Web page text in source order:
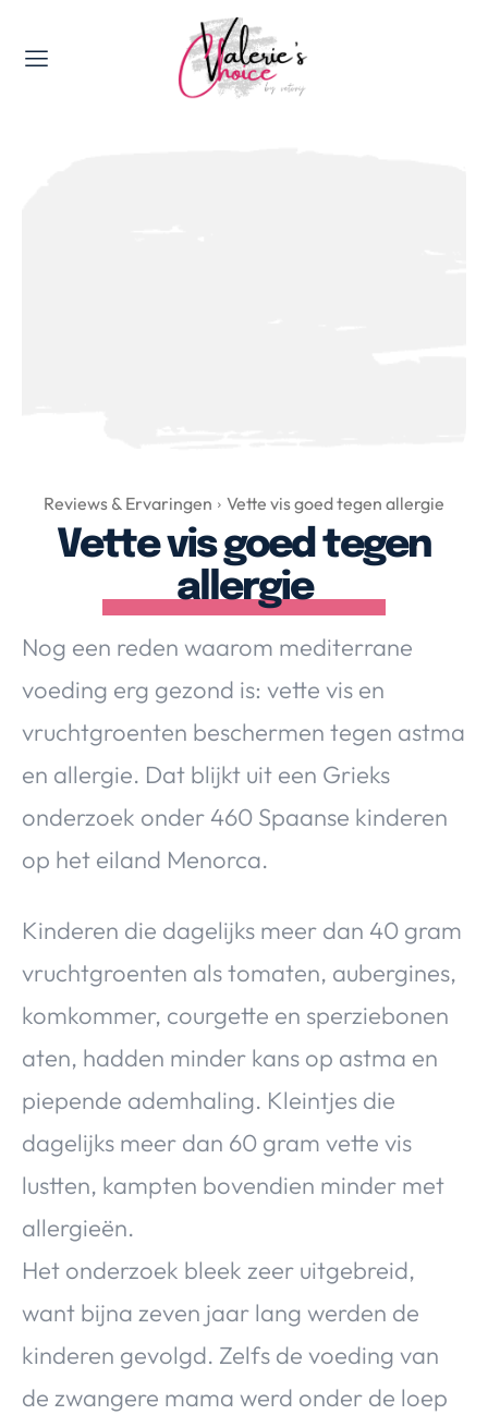
Valerie's Topics
Over Valerie
Over Valerie
De Top 5
Contact
VALERIE'S CHOICE
Food & Drinks Health & Beauty Gadgets
Huis & Tuin
Travel
Lifestyle
Reviews & Ervaringen Vette vis goed tegen allergie
Vette vis goed tegen
allergie
Nog een reden waarom mediterrane
voeding erg gezond is: vette vis en
vruchtgroenten beschermen tegen astma
en allergie. Dat blijkt uit een Grieks
onderzoek onder 460 Spaanse kinderen
op het eiland Menorca.
Kinderen die dagelijks meer dan 40 gram
vruchtgroenten als tomaten, aubergines,
komkommer, courgette en sperziebonen
aten, hadden minder kans op astma en
piepende ademhaling. Kleintjes die
dagelijks meer dan 60 gram vette vis
lustten, kampten bovendien minder met
allergieën.
Het onderzoek bleek zeer uitgebreid,
want bijna zeven jaar lang werden de
kinderen gevolgd. Zelfs de voeding van
de zwangere mama werd onder de loep